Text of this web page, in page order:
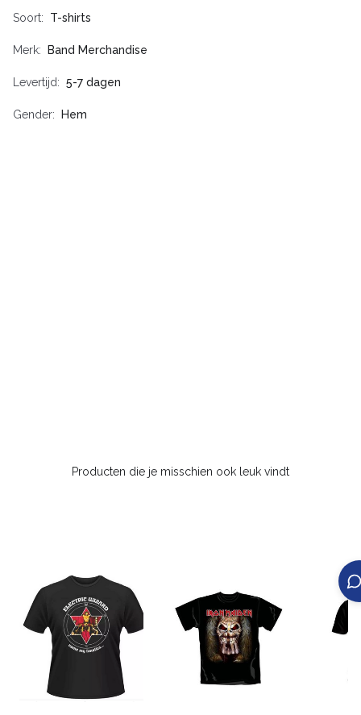
Soort T-shirts
Merk Band Merchandise
Levertijd 5-7 dagen
Gender Hem
Producten die je misschien ook leuk vindt